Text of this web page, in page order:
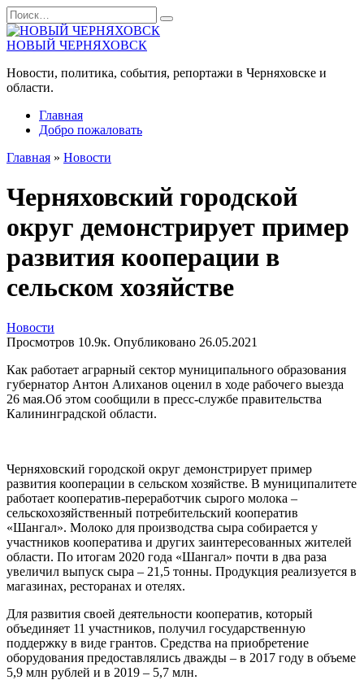
Перейти
к
содержанию
Search
for:
НОВЫЙ ЧЕРНЯХОВСК
Новости, политика, события, репортажи в Черняховске и
области.
Главная
Добро пожаловать
Главная » Новости
Черняховский городской
округ демонстрирует пример
развития кооперации в
сельском хозяйстве
Новости
Просмотров 10.9к. Опубликовано 26.05.2021
Как работает аграрный сектор муниципального образования
губернатор Антон Алиханов оценил в ходе рабочего выезда
26 мая.Об этом сообщили в пресс-службе правительства
Калининградской области.
Черняховский городской округ демонстрирует пример
развития кооперации в сельском хозяйстве. В муниципалитете
работает кооператив-переработчик сырого молока –
сельскохозяйственный потребительский кооператив
«Шангал». Молоко для производства сыра собирается у
участников кооператива и других заинтересованных жителей
области. По итогам 2020 года «Шангал» почти в два раза
увеличил выпуск сыра – 21,5 тонны. Продукция реализуется в
магазинах, ресторанах и отелях.
Для развития своей деятельности кооператив, который
объединяет 11 участников, получил государственную
поддержку в виде грантов. Средства на приобретение
оборудования предоставлялись дважды – в 2017 году в объеме
5,9 млн рублей и в 2019 – 5,7 млн.